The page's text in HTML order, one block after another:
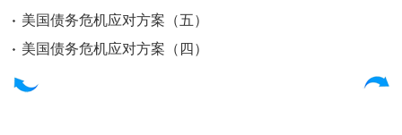
美国债务危机应对方案（五）
美国债务危机应对方案（四）